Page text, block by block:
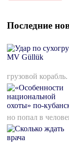
Последние
грузовой корабль.
но попал в